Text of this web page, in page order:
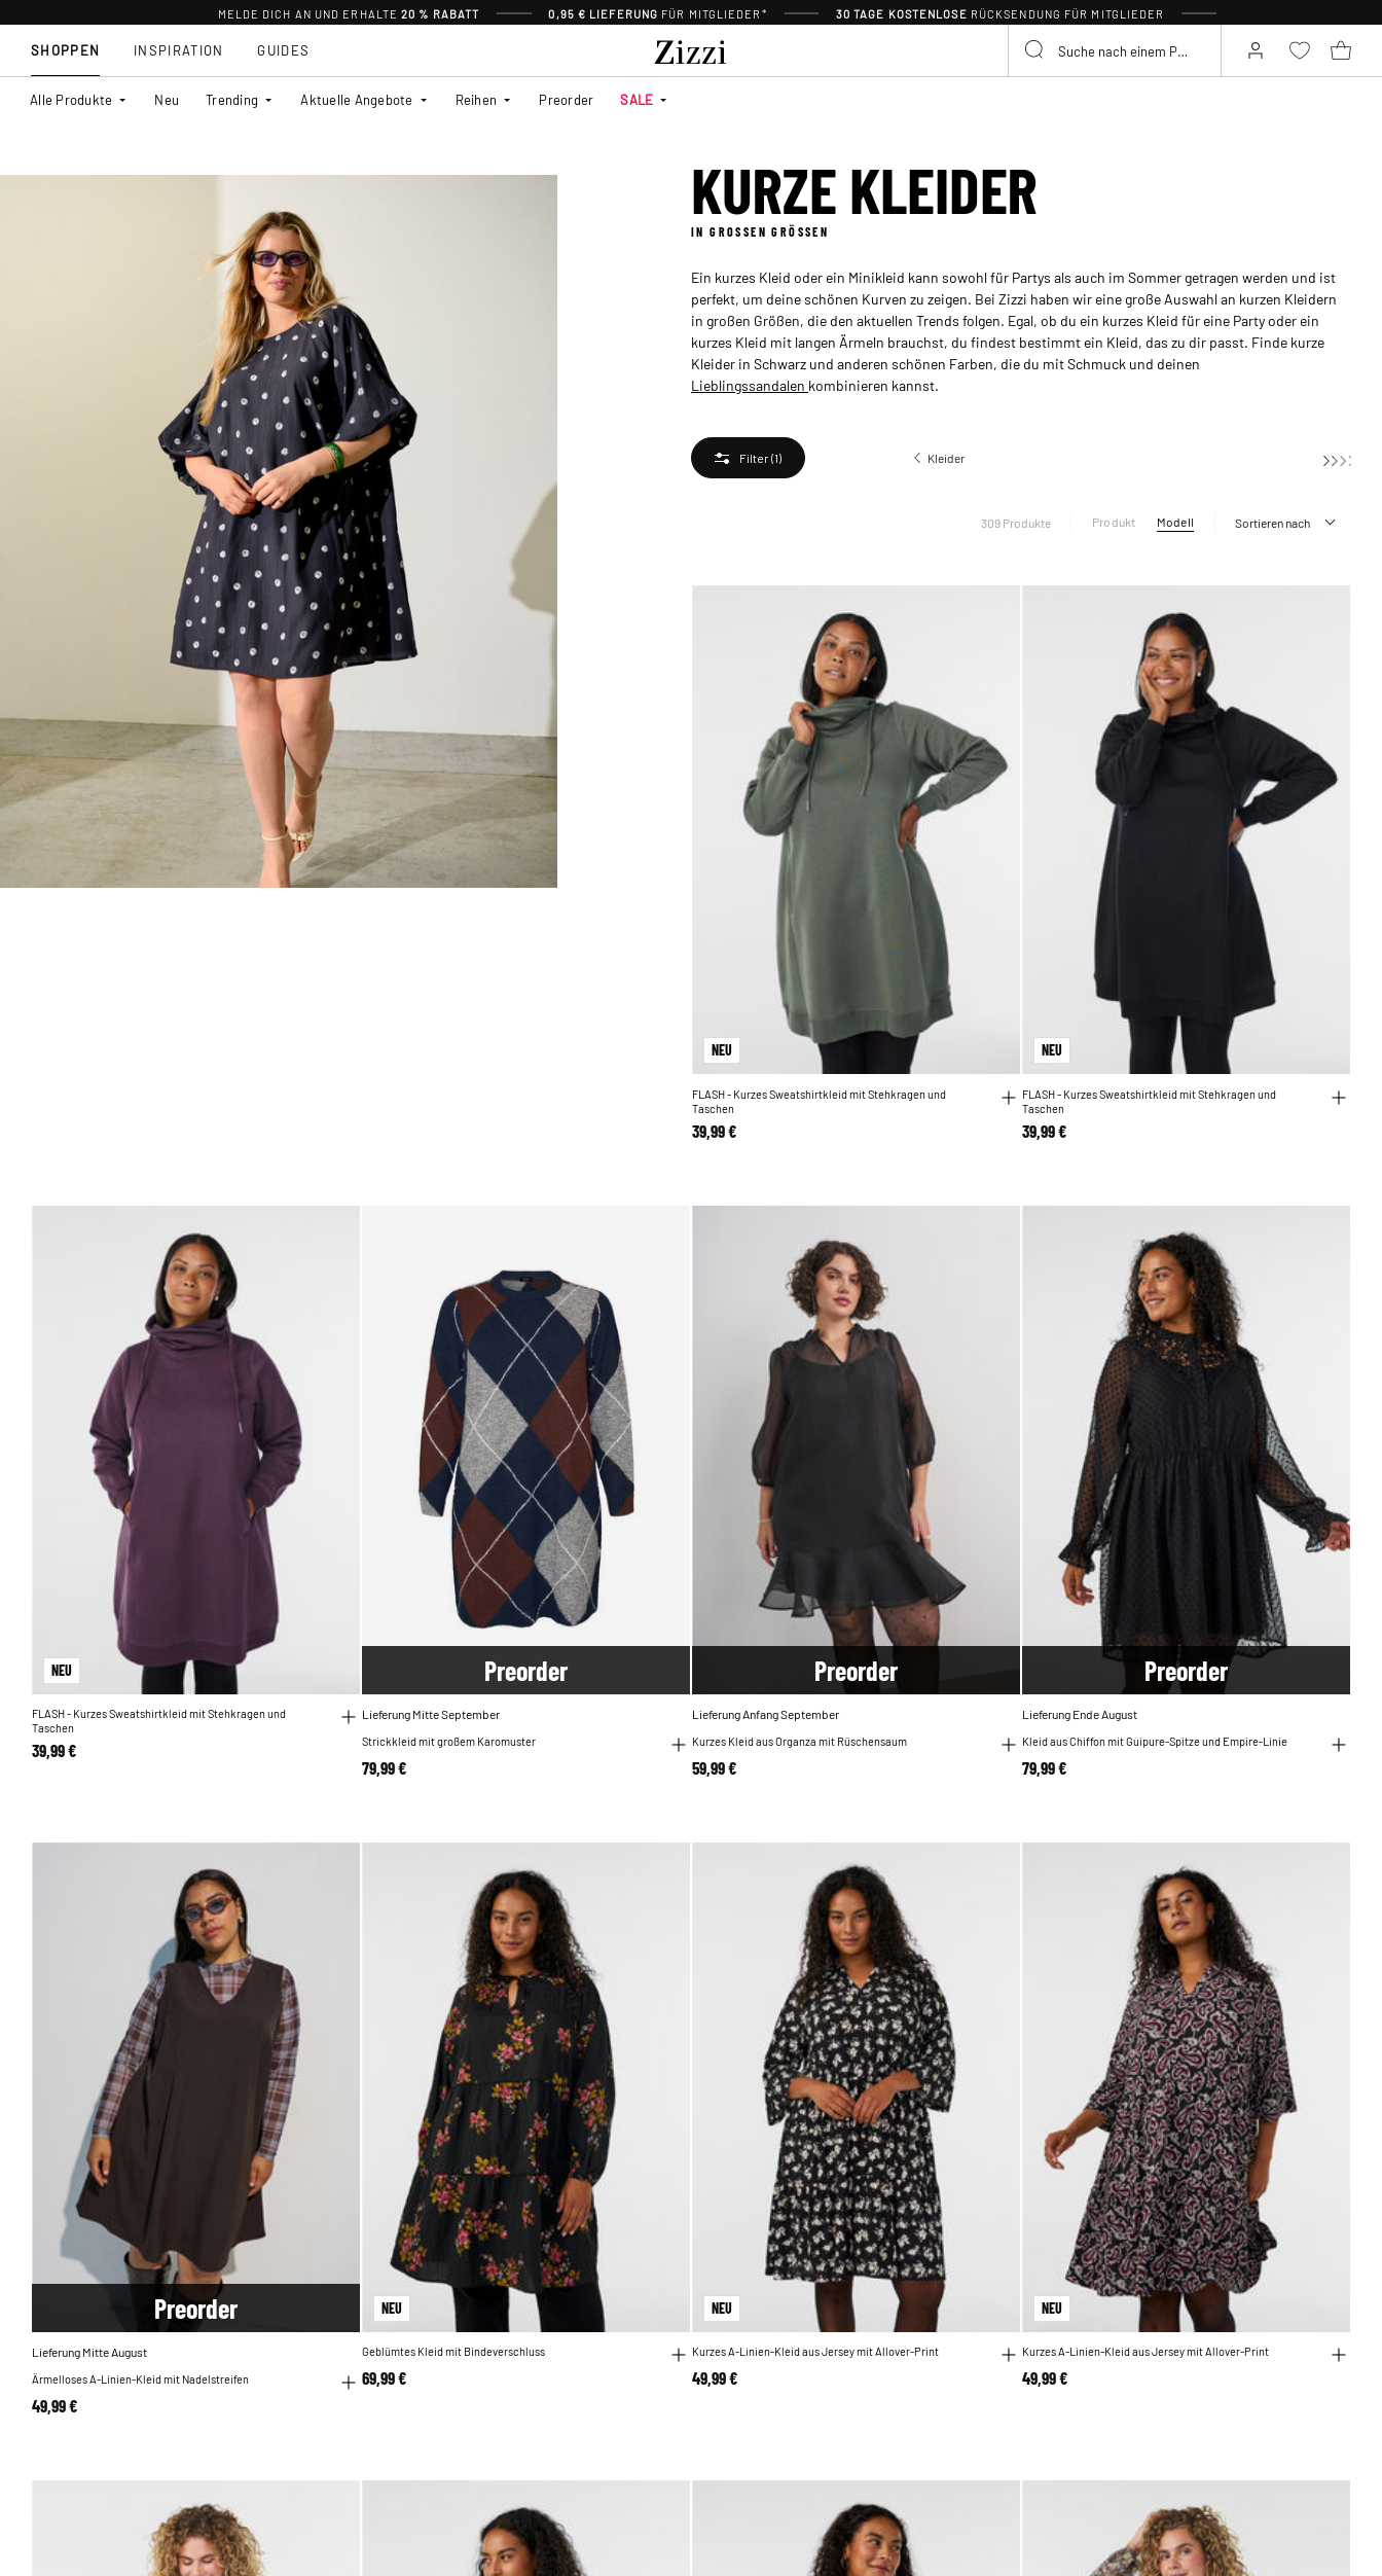
MELDE DICH AN UND ERHALTE20 % RABATT 0,95 € LIEFERUNG FÜR MITGLIEDER* 30 TAGE KOSTENLOSE RÜCKSENDUNG FÜR MITGLIEDER
SHOPPEN
Alle Produkte Neu Trending Aktuelle Angebote Reihen Preorder SALE
INSPIRATION GUIDES
KURZE KLEIDER
IN GROSSEN GRÖSSEN
Ein kurzes Kleid oder ein Minikleid kann sowohl für Partys als auch im Sommer getragen werden und ist
perfekt, um deine schönen Kurven zu zeigen. Bei Zizzi haben wir eine große Auswahl an kurzen Kleidern
in großen Größen, die den aktuellen Trends folgen. Egal, ob du ein kurzes Kleid für eine Party oder ein
kurzes Kleid mit langen Ärmeln brauchst, du findest bestimmt ein Kleid, das zu dir passt. Finde kurze
Kleider in Schwarz und anderen schönen Farben, die du mit Schmuck und deinen
Lieblingssandalen kombinieren kannst.
Filter(1) Kleider
309 Produkte Produkt Modell Sortieren nach
NEU
FLASH - Kurzes Sweatshirtkleid mit Stehkragen und
Taschen
39,99 €
NEU
FLASH - Kurzes Sweatshirtkleid mit Stehkragen und
Taschen
39,99 €
NEU
FLASH - Kurzes Sweatshirtkleid mit Stehkragen und
Taschen
39,99 €
Preorder
Lieferung Mitte September
Strickkleid mit großem Karomuster
79,99 €
Preorder
Lieferung Anfang September
Kurzes Kleid aus Organza mit Rüschensaum
59,99 €
Preorder
Lieferung Ende August
Kleid aus Chiffon mit Guipure-Spitze und Empire-Linie
79,99 €
Preorder
Lieferung Mitte August
Ärmelloses A-Linien-Kleid mit Nadelstreifen
49,99 €
NEU
Geblümtes Kleid mit Bindeverschluss
69,99 €
NEU
Kurzes A-Linien-Kleid aus Jersey mit Allover-Print
49,99 €
NEU
Kurzes A-Linien-Kleid aus Jersey mit Allover-Print
49,99 €